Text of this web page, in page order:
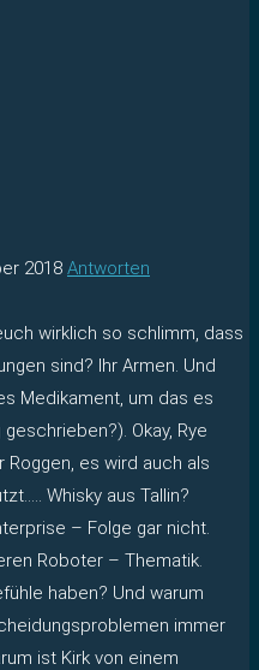
2018 Antworten
wirklich so schlimm, dass
sind? Ihr Armen. Und
Medikament, um das es
geschrieben?). Okay, Rye
es wird auch als
Whisky aus Tallin?
– Folge gar nicht.
Roboter – Thematik.
haben? Und warum
immer
ist Kirk von einem